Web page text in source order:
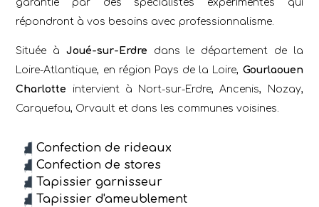
garantie par des spécialistes expérimentés qui
répondront à vos besoins avec professionnalisme.
Située à Joué-sur-Erdre dans le département de la
Loire-Atlantique, en région Pays de la Loire, Gourlaouen
Charlotte intervient à Nort-sur-Erdre, Ancenis, Nozay,
Carquefou, Orvault et dans les communes voisines.
Confection de rideaux
Confection de stores
Tapissier garnisseur
Tapissier d'ameublement